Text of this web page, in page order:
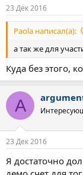
23 Дек 2016
Paola написал(а):
а так же для
Куда без этого,
A
23 Дек 2016
Я достаточно